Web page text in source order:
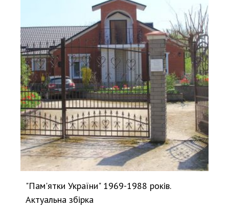
"Пам'ятки України" 1969-1988 років.
Актуальна збірка